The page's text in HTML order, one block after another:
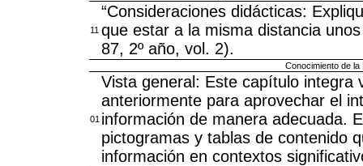
11
“Consideraciones didácticas:
que estar a la misma distancia
87, 2º año, vol. 2).
Conocimiento de
01
Vista general: Este capítulo integra
anteriormente para aprovechar el
información de manera adecuada.
pictogramas y tablas de contenido
información en contextos